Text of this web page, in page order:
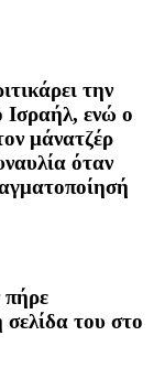
την
Ισραήλ, ενώ ο
μάνατζέρ
όταν
του στο